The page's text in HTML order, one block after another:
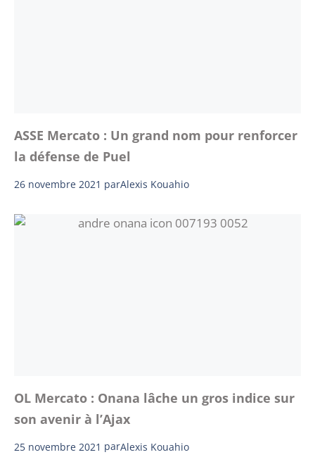
ASSE Mercato : Un grand nom pour renforcer
la défense de Puel
26 novembre 2021 parAlexis Kouahio
OL Mercato : Onana lâche un gros indice sur
son avenir à l’Ajax
25 novembre 2021 parAlexis Kouahio